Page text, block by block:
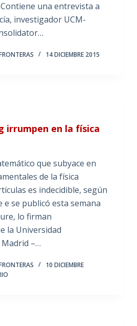
una entrevista a
investigador UCM-
14 DICIEMBRE 2015
irrumpen en la física
que subyace en
de la física
es indecidible, según
e se publicó esta semana
lo firman
la Universidad
–…
10 DICIEMBRE